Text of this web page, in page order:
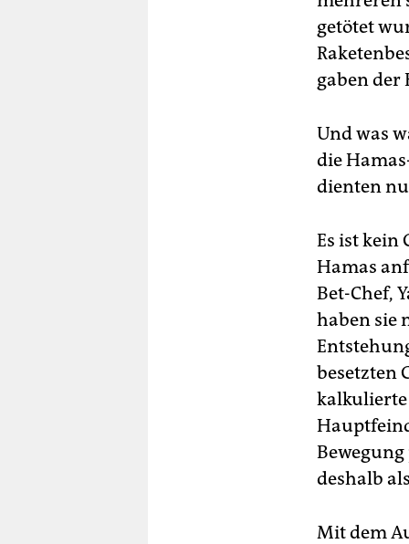
getötet
gaben der
Und was
die
dienten
Es ist kein
Hamas
Bet-Chef,
haben sie
besetzten
kalkulierte
deshalb
Mit dem